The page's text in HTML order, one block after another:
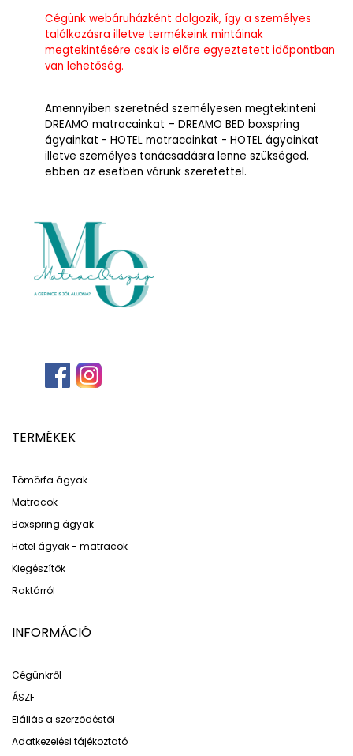
Cégünk webáruházként dolgozik, így a személyes
találkozásra illetve termékeink mintáinak
megtekintésére csak is előre egyeztetett időpontban
van lehetőség.
Amennyiben szeretnéd személyesen megtekinteni
DREAMO matracainkat – DREAMO BED boxspring
ágyainkat - HOTEL matracainkat - HOTEL ágyainkat
illetve személyes tanácsadásra lenne szükséged,
ebben az esetben várunk szeretettel.
TERMÉKEK
Tömörfa ágyak
Matracok
Boxspring ágyak
Hotel ágyak - matracok
Kiegészítők
Raktárról
INFORMÁCIÓ
Cégünkről
ÁSZF
Elállás a szerződéstől
Adatkezelési tájékoztató